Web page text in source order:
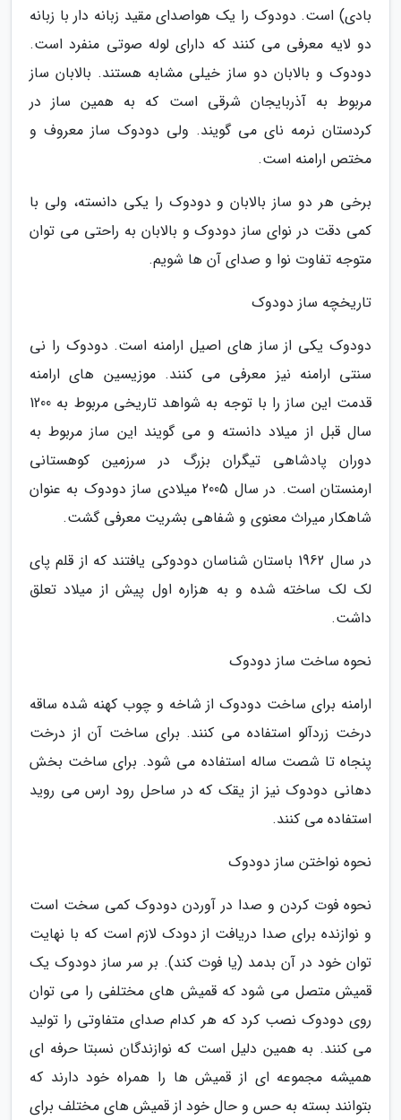
بادی) است. دودوک را یک هواصدای مقید زبانه دار با زبانه
دو لایه معرفی می کنند که دارای لوله صوتی منفرد است.
دودوک و بالابان دو ساز خیلی مشابه هستند. بالابان ساز
مربوط به آذربایجان شرقی است که به همین ساز در
کردستان نرمه نای می گویند. ولی دودوک ساز معروف و
مختص ارامنه است.
برخی هر دو ساز بالابان و دودوک را یکی دانسته، ولی با
کمی دقت در نوای ساز دودوک و بالابان به راحتی می توان
متوجه تفاوت نوا و صدای آن ها شویم.
تاریخچه ساز دودوک
دودوک یکی از ساز های اصیل ارامنه است. دودوک را نی
سنتی ارامنه نیز معرفی می کنند. موزیسین های ارامنه
قدمت این ساز را با توجه به شواهد تاریخی مربوط به 1200
سال قبل از میلاد دانسته و می گویند این ساز مربوط به
دوران پادشاهی تیگران بزرگ در سرزمین کوهستانی
ارمنستان است. در سال 2005 میلادی ساز دودوک به عنوان
شاهکار میراث معنوی و شفاهی بشریت معرفی گشت.
در سال 1962 باستان شناسان دودوکی یافتند که از قلم پای
لک لک ساخته شده و به هزاره اول پیش از میلاد تعلق
داشت.
نحوه ساخت ساز دودوک
ارامنه برای ساخت دودوک از شاخه و چوب کهنه شده ساقه
درخت زردآلو استفاده می کنند. برای ساخت آن از درخت
پنجاه تا شصت ساله استفاده می شود. برای ساخت بخش
دهانی دودوک نیز از یقک که در ساحل رود ارس می روید
استفاده می کنند.
نحوه نواختن ساز دودوک
نحوه فوت کردن و صدا در آوردن دودوک کمی سخت است
و نوازنده برای صدا دریافت از دودک لازم است که با نهایت
توان خود در آن بدمد (یا فوت کند). بر سر ساز دودوک یک
قمیش متصل می شود که قمیش های مختلفی را می توان
روی دودوک نصب کرد که هر کدام صدای متفاوتی را تولید
می کنند. به همین دلیل است که نوازندگان نسبتا حرفه ای
همیشه مجموعه ای از قمیش ها را همراه خود دارند که
بتوانند بسته به حس و حال خود از قمیش های مختلف برای